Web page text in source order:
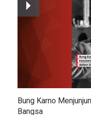
Bung Karno
Bangsa